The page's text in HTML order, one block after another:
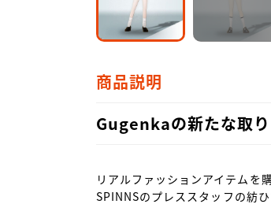
商品説明
Gugenkaの新たな取
リアルファッションアイテムを
SPINNSのプレススタッフの紡